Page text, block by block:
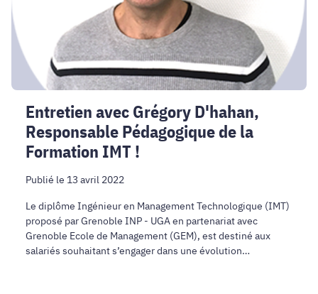
de
la
Formation
IMT
Entretien avec Grégory D'hahan,
Responsable Pédagogique de la
Formation IMT !
Publié le 13 avril 2022
Le diplôme Ingénieur en Management Technologique (IMT)
proposé par Grenoble INP - UGA en partenariat avec
Grenoble Ecole de Management (GEM), est destiné aux
salariés souhaitant s’engager dans une évolution